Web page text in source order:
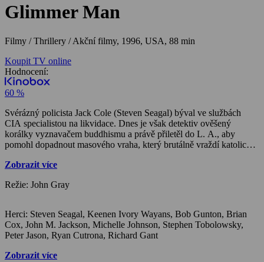
Glimmer Man
Filmy / Thrillery / Akční filmy, 1996, USA, 88 min
Koupit TV online
Hodnocení:
60 %
Svérázný policista Jack Cole (Steven Seagal) býval ve službách
CIA specialistou na likvidace. Dnes je však detektiv ověšený
korálky vyznavačem buddhismu a právě přiletěl do L. A., aby
pomohl dopadnout masového vraha, který brutálně vraždí katolické
parťákovi, černošskému detektivovi Jimu Campbellovi, že poslední
zločiny jsou dílem profesionála, ale vzápětí se sám ocitá v
Zobrazit více
Režie: John Gray
Herci: Steven Seagal, Keenen Ivory Wayans, Bob Gunton, Brian
Cox, John M. Jackson, Michelle Johnson, Stephen Tobolowsky,
Peter Jason, Ryan Cutrona, Richard Gant
Zobrazit více